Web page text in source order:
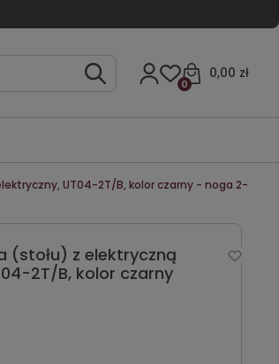
0,00 zł
0
UT04-2T/B, kolor czarny - noga 2-
(stołu) z elektryczną
2T/B, kolor czarny